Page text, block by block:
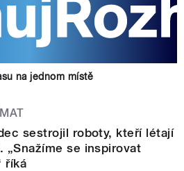
na jednom místě
sestrojil roboty, kteří létají
„Snažíme se inspirovat
říká